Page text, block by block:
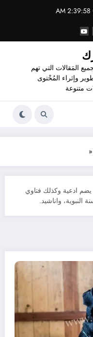
2:39:59 AM
المَقالات التي تهم
وإثراء المُحْتوى
متنوعة
ادعية وكذلك فتاوي
النبوية، واناشيد.